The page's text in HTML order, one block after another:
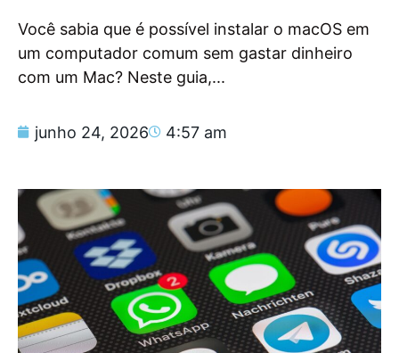
Você sabia que é possível instalar o macOS em
um computador comum sem gastar dinheiro
com um Mac? Neste guia,...
junho 24, 2026 4:57 am